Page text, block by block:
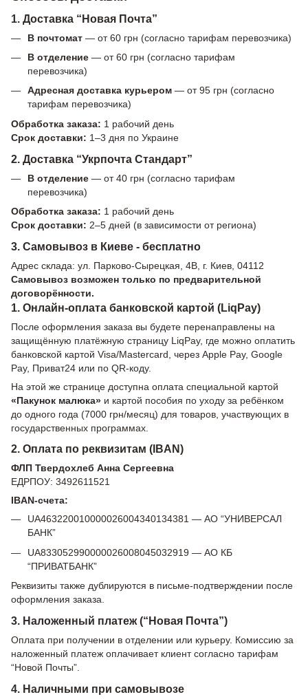
1. Доставка “Новая Почта”
В почтомат — от 60 грн (согласно тарифам перевозчика)
В отделение — от 60 грн (согласно тарифам
перевозчика)
Адресная доставка курьером — от 95 грн (согласно
тарифам перевозчика)
Обработка заказа: 1 рабочий день
Срок доставки: 1–3 дня по Украине
2. Доставка “Укрпочта Стандарт”
В отделение — от 40 грн (согласно тарифам
перевозчика)
Обработка заказа: 1 рабочий день
Срок доставки: 2–5 дней (в зависимости от региона)
3. Самовывоз в Киеве - бесплатно
Адрес склада: ул. Парково-Сырецкая, 4В, г. Киев, 04112
Самовывоз возможен только по предварительной
договорённости.
1. Онлайн-оплата банковской картой (LiqPay)
После оформления заказа вы будете перенаправлены на
защищённую платёжную страницу LiqPay, где можно оплатить
банковской картой Visa/Mastercard, через Apple Pay, Google
Pay, Приват24 или по QR-коду.
На этой же странице доступна оплата специальной картой
«Пакунок малюка» и картой пособия по уходу за ребёнком
до одного года (7000 грн/месяц) для товаров, участвующих в
государственных программах.
2. Оплата по реквизитам (IBAN)
ФЛП Твердохлеб Анна Сергеевна
ЕДРПОУ: 3492611521
IBAN-счета:
UA463220010000026004340134381 — АО “УНИВЕРСАЛ
БАНК”
UA833052990000026008045032919 — АО КБ
“ПРИВАТБАНК”
Реквизиты также дублируются в письме-подтверждении после
оформления заказа.
3. Наложенный платеж (“Новая Почта”)
Оплата при получении в отделении или курьеру. Комиссию за
наложенный платеж оплачивает клиент согласно тарифам
“Новой Почты”.
4. Наличными при самовывозе